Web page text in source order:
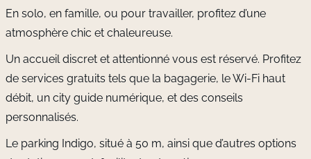
En solo, en famille, ou pour travailler, profitez d’une
atmosphère chic et chaleureuse.
Un accueil discret et attentionné vous est réservé. Profitez
de services gratuits tels que la bagagerie, le Wi-Fi haut
débit, un city guide numérique, et des conseils
personnalisés.
Le parking Indigo, situé à 50 m, ainsi que d’autres options